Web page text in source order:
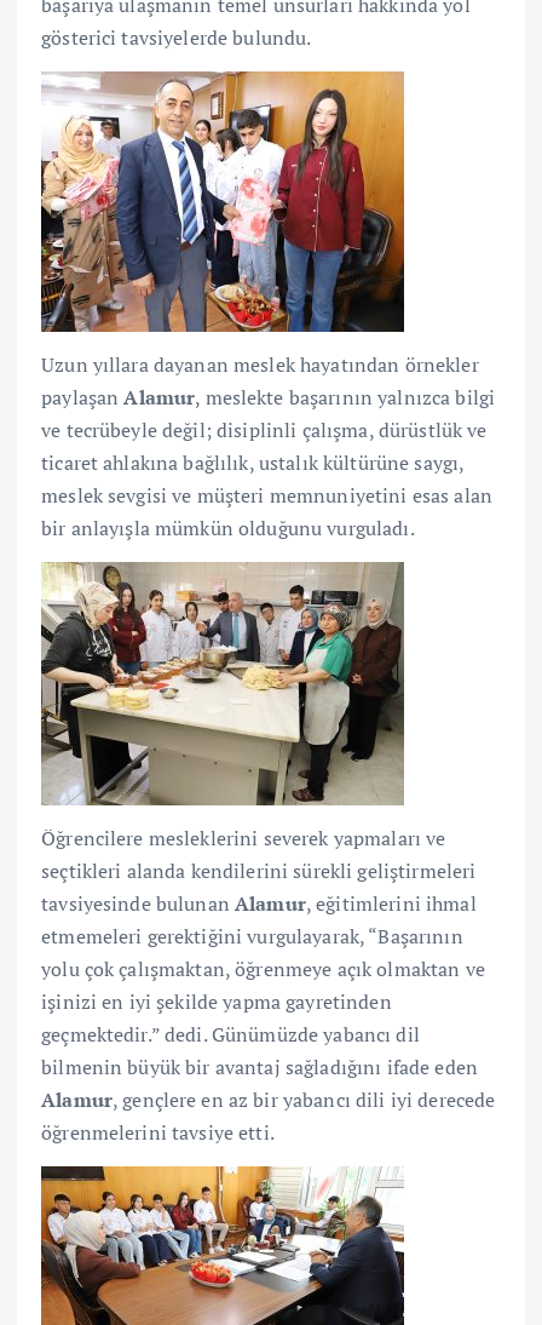
gösterici tavsiyelerde bulundu.
Uzun yıllara dayanan meslek hayatından örnekler
paylaşanAlamur, meslekte başarının yalnızca bilgi
ve tecrübeyle değil; disiplinli çalışma, dürüstlük ve
ticaret ahlakına bağlılık, ustalık kültürüne saygı,
meslek sevgisi ve müşteri memnuniyetini esas alan
bir anlayışla mümkün olduğunu vurguladı.
Öğrencilere mesleklerini severek yapmaları ve
seçtikleri alanda kendilerini sürekli geliştirmeleri
tavsiyesinde bulunanAlamur, eğitimlerini ihmal
etmemeleri gerektiğini vurgulayarak, “Başarının
yolu çok çalışmaktan, öğrenmeye açık olmaktan ve
işinizi en iyi şekilde yapma gayretinden
geçmektedir.” dedi. Günümüzde yabancı dil
bilmenin büyük bir avantaj sağladığını ifade eden
Alamur, gençlere en az bir yabancı dili iyi derecede
öğrenmelerini tavsiye etti.